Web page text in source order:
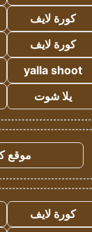
كورة لايف
كورة لايف
yalla shoot
يلا شوت
موقع
كورة لايف